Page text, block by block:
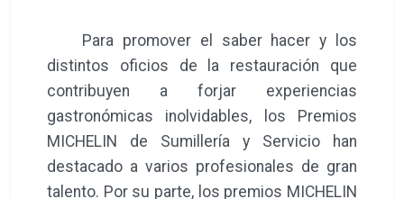
Para promover el saber hacer y los
distintos oficios de la restauración que
contribuyen a forjar experiencias
gastronómicas inolvidables, los Premios
MICHELIN de Sumillería y Servicio han
destacado a varios profesionales de gran
talento. Por su parte, los premios MICHELIN